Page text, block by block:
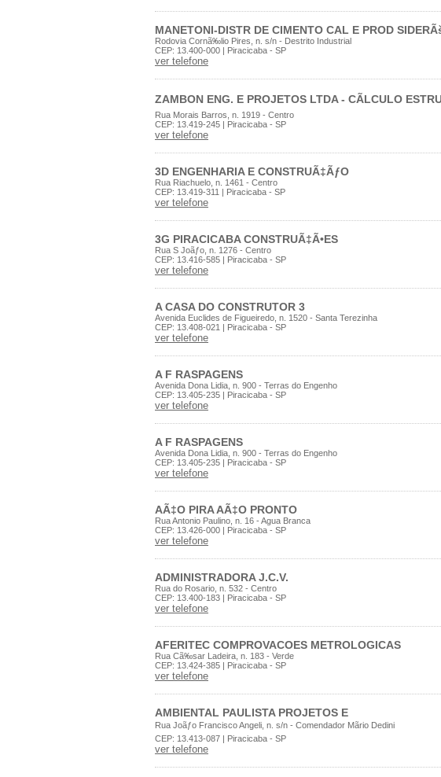
MANETONI-DISTR DE CIMENTO CAL E PROD
Rodovia Cornã‰lio Pires, n. s/n - Destrito Industrial
CEP: 13.400-000 | Piracicaba - SP
ver telefone
ZAMBON ENG. E PROJETOS LTDA - CÃLCULO
Rua Morais Barros, n. 1919 - Centro
CEP: 13.419-245 | Piracicaba - SP
ver telefone
3D ENGENHARIA E CONSTRUÃ‡ÃƒO
Rua Riachuelo, n. 1461 - Centro
CEP: 13.419-311 | Piracicaba - SP
ver telefone
3G PIRACICABA CONSTRUÃ‡Ã•ES
Rua S Joãƒo, n. 1276 - Centro
CEP: 13.416-585 | Piracicaba - SP
ver telefone
A CASA DO CONSTRUTOR 3
Avenida Euclides de Figueiredo, n. 1520 - Santa Terezinha
CEP: 13.408-021 | Piracicaba - SP
ver telefone
A F RASPAGENS
Avenida Dona Lidia, n. 900 - Terras do Engenho
CEP: 13.405-235 | Piracicaba - SP
ver telefone
A F RASPAGENS
Avenida Dona Lidia, n. 900 - Terras do Engenho
CEP: 13.405-235 | Piracicaba - SP
ver telefone
AÃ‡O PIRA AÃ‡O PRONTO
Rua Antonio Paulino, n. 16 - Agua Branca
CEP: 13.426-000 | Piracicaba - SP
ver telefone
ADMINISTRADORA J.C.V.
Rua do Rosario, n. 532 - Centro
CEP: 13.400-183 | Piracicaba - SP
ver telefone
AFERITEC COMPROVACOES METROLOGICAS
Rua Cã‰sar Ladeira, n. 183 - Verde
CEP: 13.424-385 | Piracicaba - SP
ver telefone
AMBIENTAL PAULISTA PROJETOS E
Rua Joãƒo Francisco Angeli, n. s/n - Comendador Mãrio Dedini
CEP: 13.413-087 | Piracicaba - SP
ver telefone